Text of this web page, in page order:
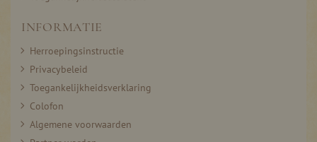
INFORMATIE
Herroepingsinstructie
Privacybeleid
Toegankelijkheidsverklaring
Colofon
Algemene voorwaarden